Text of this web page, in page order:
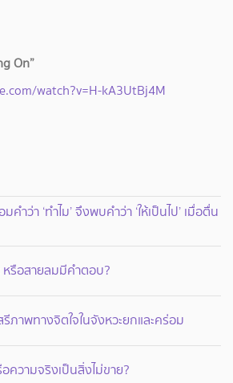
On”
watch?v=H-kA3UtBj4M
ำว่า ‘ทำไม’ จึงพบคำว่า ‘ให้เป็นไป’ เมื่อตื่น
รือสายลมมีคำตอบ?
ภาพทางจิตใจในจังหวะยกและคร่อม
ความจริงเป็นสิ่งไม่ขาย?